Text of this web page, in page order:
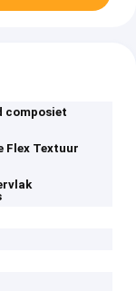
composiet
Flex Textuur